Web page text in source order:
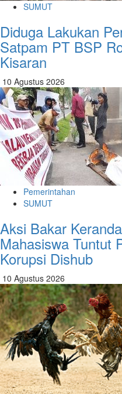
SUMUT
Diduga Lakukan
Satpam PT BSP
Kisaran
10 Agustus 2026
Pemerintahan
SUMUT
Aksi Bakar
Mahasiswa Tuntut
Korupsi Dishub
10 Agustus 2026